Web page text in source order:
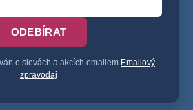
ODEBÍRAT
o slevách a akcích emailem Emailový
zpravodaj